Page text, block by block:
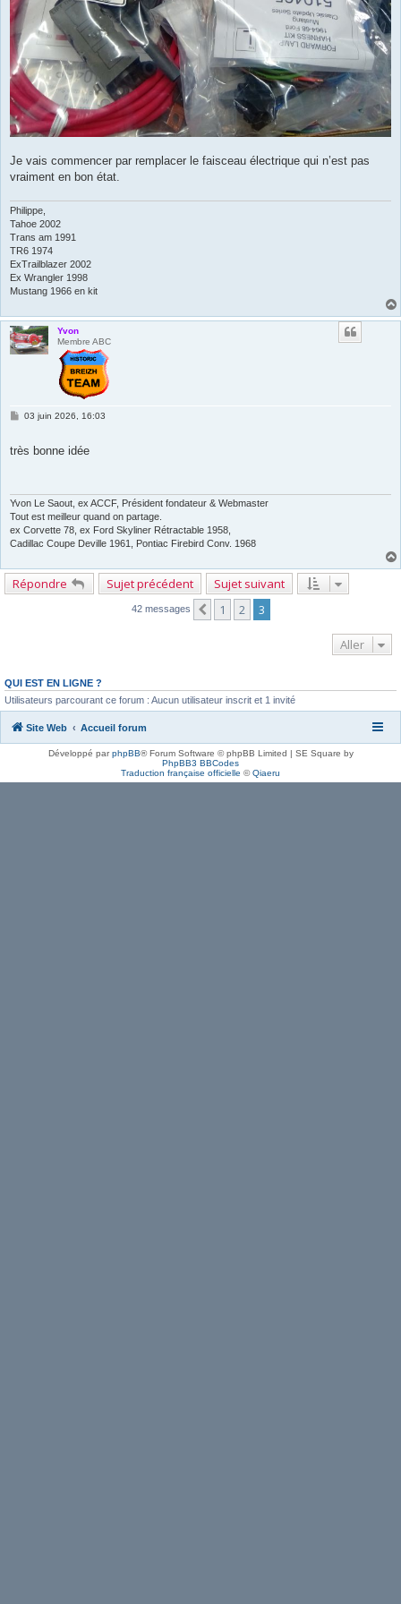
Je vais commencer par remplacer le faisceau électrique qui n’est pas
vraiment en bon état.
Philippe,
Tahoe 2002
Trans am 1991
TR6 1974
ExTrailblazer 2002
Ex Wrangler 1998
Mustang 1966 en kit
Yvon
Membre ABC
M
s
a
03 juin 2026, 16:03
très bonne idée
Yvon Le Saout, ex ACCF, Président fondateur & Webmaster
Tout est meilleur quand on partage.
ex Corvette 78, ex Ford Skyliner Rétractable 1958,
Cadillac Coupe Deville 1961, Pontiac Firebird Conv. 1968
Répondre Sujet précédent Sujet suivant
42 messages Précédent
1 2 3
Aller
QUI EST EN LIGNE ?
Utilisateurs parcourant ce forum : Aucun utilisateur inscrit et 1 invité
Site Web Accueil forum
Développé parphpBB® Forum Software © phpBB Limited | SE Square by
PhpBB3 BBCodes
Traduction française officielle ©Qiaeru